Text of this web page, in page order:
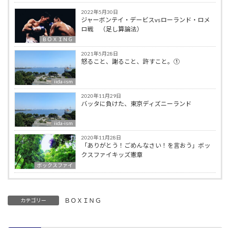
ＢＯＸＩＮＧ
2022年5月30日
ジャーボンテイ・デービスvsローランド・ロメ
ロ戦 （足し算論法）
iida-ism
2021年5月28日
怒ること、謝ること、許すこと。①
iida-ism
2020年11月29日
バッタに負けた、東京ディズニーランド
ボックスファイ
2020年11月28日
「ありがとう！ごめんなさい！を言おう」ボッ
クスファイキッズ憲章
カテゴリー ＢＯＸＩＮＧ